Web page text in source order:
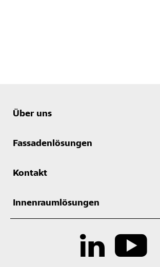
Über uns
Fassadenlösungen
Kontakt
Innenraumlösungen